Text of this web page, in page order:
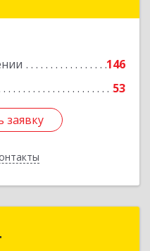
146
53
заявку
заявку
Бастерс Софт